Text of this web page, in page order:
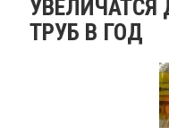
УВЕЛИЧАТСЯ
ТРУБ В ГОД